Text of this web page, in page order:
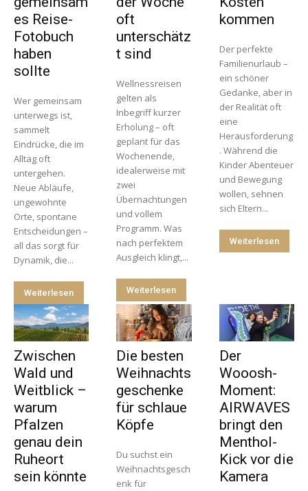
es Reise-
Fotobuch
haben
sollte
Wer gemeinsam
unterwegs ist,
sammelt
Eindrücke, die im
Alltag oft
untergehen.
Neue Abläufe,
ungewohnte
Orte, spontane
Entscheidungen –
all das sorgt für
Dynamik, die...
Weiterlesen
oft
unterschätz
t sind
Wellnessreisen
gelten als
Inbegriff kurzer
Erholung – oft
geplant für das
Wochenende,
idealerweise mit
zwei
Übernachtungen
und vollem
Programm. Was
nach perfektem
Ausgleich klingt,...
Weiterlesen
kommen
Der perfekte
Familienurlaub –
ein schöner
Gedanke, aber in
der Realität oft
eine
Herausforderung
. Während die
Kinder Abenteuer
und Bewegung
wollen, sehnen
sich Eltern...
Weiterlesen
Zwischen
Wald und
Weitblick –
warum
Pfalzen
genau dein
Ruheort
sein könnte
Die besten
Weihnachts
geschenke
für schlaue
Köpfe
Du suchst ein
Weihnachtsgesch
enk für
Der
Wooosh-
Moment:
AIRWAVES
bringt den
Menthol-
Kick vor die
Kamera